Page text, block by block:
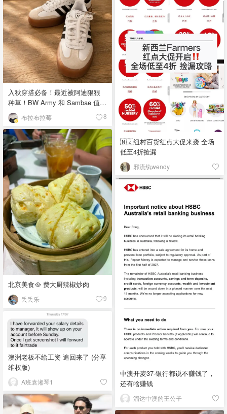
入秋穿搭必备！最近被阿迪狠狠
种草！BW Army 和 Sambae 值得
拥有！布拉布拉莓 8
🇳🇿纽村百货红点大促来袭 全场
低至4折捡漏
邪流纨wendy
北京美食🥘 费大厨辣椒炒肉
丢丢乐 9
中澳开麦37-银行都说不赚钱了，
还有啥赚钱
溜达中澳的王公子
澳洲老板不给工资 追回来了 (分享
维权版)
A班袁湘琴1